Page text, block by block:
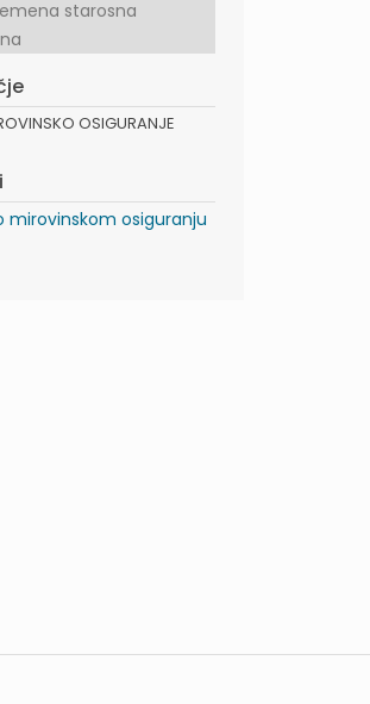
starosna
OSIGURANJE
mirovinskom osiguranju